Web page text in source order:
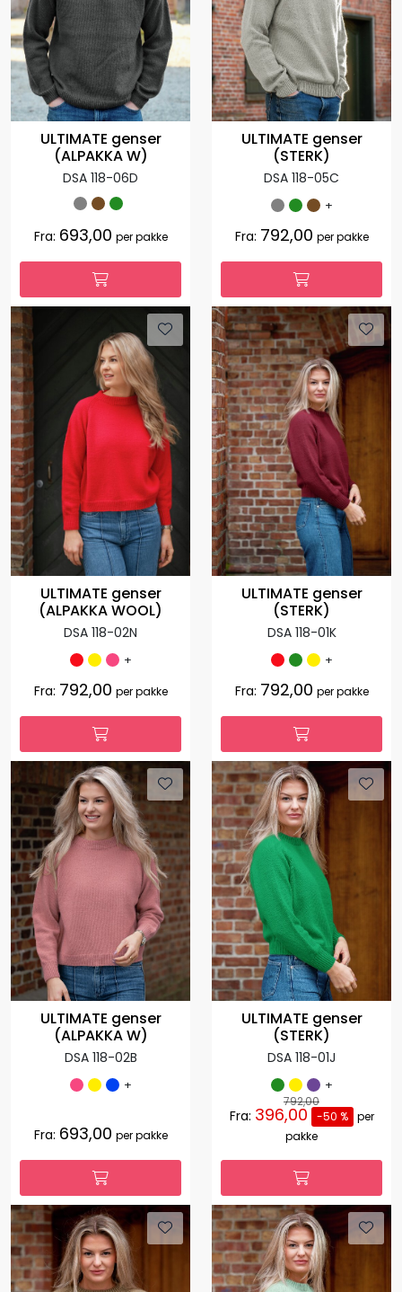
ULTIMATE genser
(ALPAKKA W)
DSA 118-06D
Fra: 693,00 per pakke
ULTIMATE genser
(STERK)
DSA 118-05C
+
Fra: 792,00 per pakke
ULTIMATE genser
(ALPAKKA WOOL)
DSA 118-02N
+
Fra: 792,00 per pakke
ULTIMATE genser
(STERK)
DSA 118-01K
+
Fra: 792,00 per pakke
ULTIMATE genser
(ALPAKKA W)
DSA 118-02B
+
Fra: 693,00 per pakke
ULTIMATE genser
(STERK)
DSA 118-01J
+
792,00
Fra: 396,00 -50 %
per
pakke